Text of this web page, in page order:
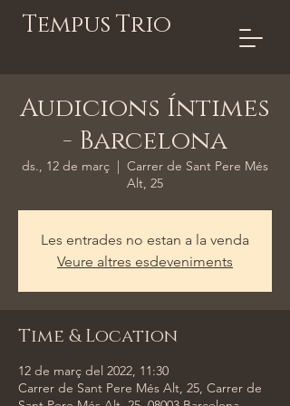
Tempus Trio
Audicions Íntimes
- Barcelona
ds., 12 de març
  |
Carrer de Sant Pere Més
Alt, 25
Les entrades no estan a la venda
Veure altres esdeveniments
Time & Location
12 de març del 2022, 11:30
Carrer de Sant Pere Més Alt, 25, Carrer de